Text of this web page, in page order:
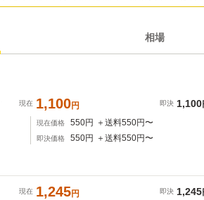
相場
現在 1,100円 即決 1,100
現在価格 550円 ＋送料550円〜
即決価格 550円 ＋送料550円〜
現在 1,245円 即決 1,245